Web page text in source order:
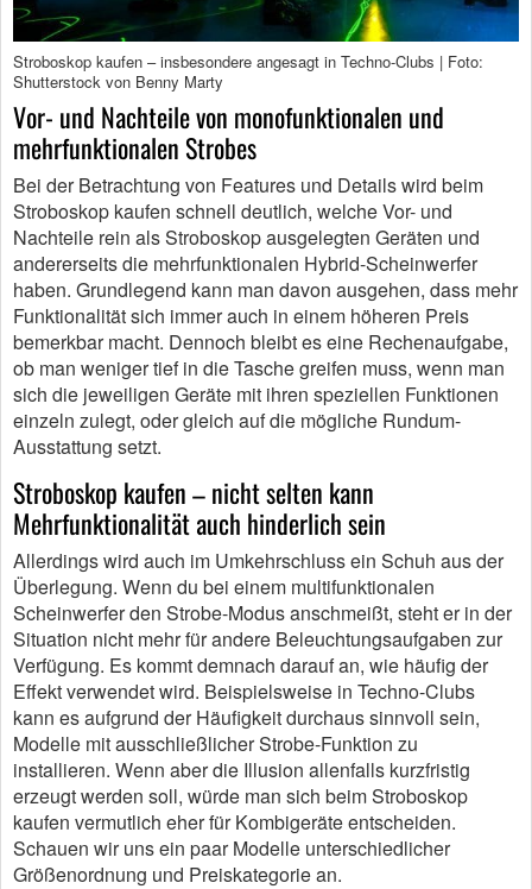
Stroboskop kaufen – insbesondere angesagt in Techno-Clubs | Foto:
Shutterstock von Benny Marty
Vor- und Nachteile von monofunktionalen und
mehrfunktionalen Strobes
Bei der Betrachtung von Features und Details wird beim
Stroboskop kaufen schnell deutlich, welche Vor- und
Nachteile rein als Stroboskop ausgelegten Geräten und
andererseits die mehrfunktionalen Hybrid-Scheinwerfer
haben. Grundlegend kann man davon ausgehen, dass mehr
Funktionalität sich immer auch in einem höheren Preis
bemerkbar macht. Dennoch bleibt es eine Rechenaufgabe,
ob man weniger tief in die Tasche greifen muss, wenn man
sich die jeweiligen Geräte mit ihren speziellen Funktionen
einzeln zulegt, oder gleich auf die mögliche Rundum-
Ausstattung setzt.
Stroboskop kaufen – nicht selten kann
Mehrfunktionalität auch hinderlich sein
Allerdings wird auch im Umkehrschluss ein Schuh aus der
Überlegung. Wenn du bei einem multifunktionalen
Scheinwerfer den Strobe-Modus anschmeißt, steht er in der
Situation nicht mehr für andere Beleuchtungsaufgaben zur
Verfügung. Es kommt demnach darauf an, wie häufig der
Effekt verwendet wird. Beispielsweise in Techno-Clubs
kann es aufgrund der Häufigkeit durchaus sinnvoll sein,
Modelle mit ausschließlicher Strobe-Funktion zu
installieren. Wenn aber die Illusion allenfalls kurzfristig
erzeugt werden soll, würde man sich beim Stroboskop
kaufen vermutlich eher für Kombigeräte entscheiden.
Schauen wir uns ein paar Modelle unterschiedlicher
Größenordnung und Preiskategorie an.